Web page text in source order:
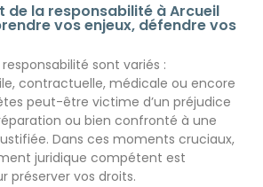
de la responsabilité à Arcueil
vos enjeux, défendre vos
sont variés :
contractuelle, médicale ou encore
peut-être victime d’un préjudice
ou bien confronté à une
Dans ces moments cruciaux,
juridique compétent est
préserver vos droits.